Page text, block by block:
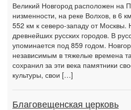
Великий Новгород расположен на
низменности, на реке Волхов, в 6
552 км к северо-западу от
древнейших русских городов. В
упоминается под 859 годом.
независимым в тяжелые времена
сохранил за эти века памятники
культуры, свои […]
Благовещенская церковь